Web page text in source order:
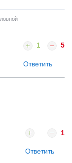
1 5
Ответить
1
Ответить